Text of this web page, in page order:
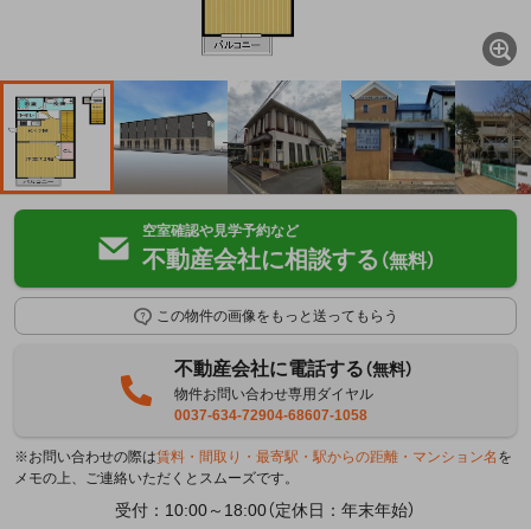
空室確認や見学予約など
不動産会社に相談する （無料）
この物件の画像をもっと送ってもらう
不動産会社に電話する（無料）
物件お問い合わせ専用ダイヤル
0037-634-72904-68607-1058
※お問い合わせの際は賃料・間取り・最寄駅・駅からの距離・マンション名 を
メモの上、ご連絡いただくとスムーズです。
受付：10:00～18:00（定休日：年末年始）